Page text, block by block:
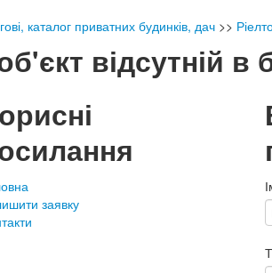
каталог приватних будинків, дач >>
відсутній в
заявку